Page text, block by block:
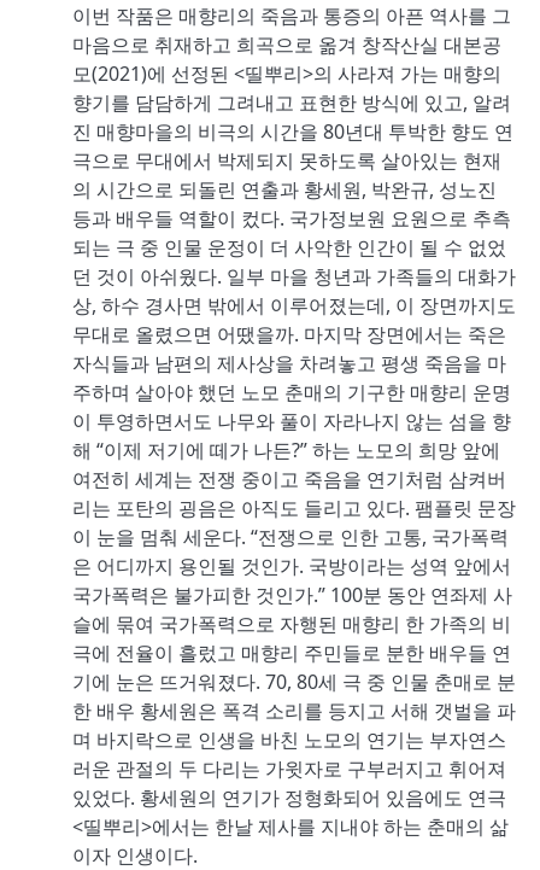
이번 작품은 매향리의 죽음과 통증의 아픈 역사를 그
마음으로 취재하고 희곡으로 옮겨 창작산실 대본공
모(2021)에 선정된 <띨뿌리>의 사라져 가는 매향의
향기를 담담하게 그려내고 표현한 방식에 있고, 알려
진 매향마을의 비극의 시간을 80년대 투박한 향도 연
극으로 무대에서 박제되지 못하도록 살아있는 현재
의 시간으로 되돌린 연출과 황세원, 박완규, 성노진
등과 배우들 역할이 컸다. 국가정보원 요원으로 추측
되는 극 중 인물 운정이 더 사악한 인간이 될 수 없었
던 것이 아쉬웠다. 일부 마을 청년과 가족들의 대화가
상, 하수 경사면 밖에서 이루어졌는데, 이 장면까지도
무대로 올렸으면 어땠을까. 마지막 장면에서는 죽은
자식들과 남편의 제사상을 차려놓고 평생 죽음을 마
주하며 살아야 했던 노모 춘매의 기구한 매향리 운명
이 투영하면서도 나무와 풀이 자라나지 않는 섬을 향
해 “이제 저기에 떼가 나든?” 하는 노모의 희망 앞에
여전히 세계는 전쟁 중이고 죽음을 연기처럼 삼켜버
리는 포탄의 굉음은 아직도 들리고 있다. 팸플릿 문장
이 눈을 멈춰 세운다. “전쟁으로 인한 고통, 국가폭력
은 어디까지 용인될 것인가. 국방이라는 성역 앞에서
국가폭력은 불가피한 것인가.” 100분 동안 연좌제 사
슬에 묶여 국가폭력으로 자행된 매향리 한 가족의 비
극에 전율이 흘렀고 매향리 주민들로 분한 배우들 연
기에 눈은 뜨거워졌다. 70, 80세 극 중 인물 춘매로 분
한 배우 황세원은 폭격 소리를 등지고 서해 갯벌을 파
며 바지락으로 인생을 바친 노모의 연기는 부자연스
러운 관절의 두 다리는 가윗자로 구부러지고 휘어져
있었다. 황세원의 연기가 정형화되어 있음에도 연극
<띨뿌리>에서는 한날 제사를 지내야 하는 춘매의 삶
이자 인생이다.